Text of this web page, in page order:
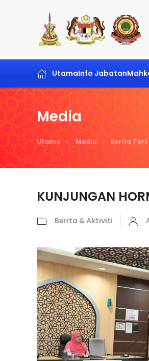
Skip to main content
UtamaInfo Jabatan
Media
Utama Media Berita
KUNJUNGAN
Berita & Aktiviti